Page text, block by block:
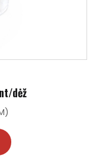
dėž